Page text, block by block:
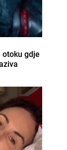
gdje